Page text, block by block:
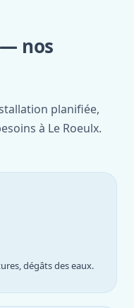
nos
planifiée,
à Le Roeulx.
dégâts des eaux.